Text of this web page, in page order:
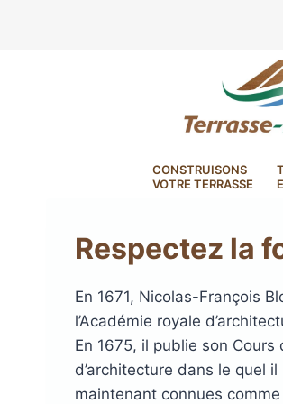
CONSTRUISONS
VOTRE TERRASSE
EN
LAMES
BOIS
DryDeck : Lames
étanches en
POUR
LAMBOURDES, VIS
BANDES BITUMES
LAMES DE
XTRACLAD À
Respectez la
En 1671, Nicolas-François
l’Académie royale
En 1675, il publie son Cours
d’architecture dans le quel
maintenant connues